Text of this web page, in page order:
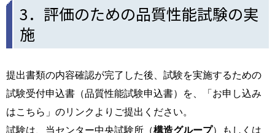
3．評価のための品質性能試験の実
施
提出書類の内容確認が完了した後、試験を実施するための
試験受付申込書（品質性能試験申込書）を、「お申し込み
はこちら」のリンクよりご提出ください。
試験は、当センター中央試験所（構造グループ）もしくは